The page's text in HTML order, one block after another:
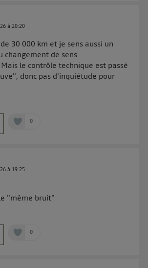
à20:20
30 000 km et je sens aussi un
changement de sens
le contrôle technique est passé
donc pas d'inquiétude pour
0
à 19:25
"même bruit"
0